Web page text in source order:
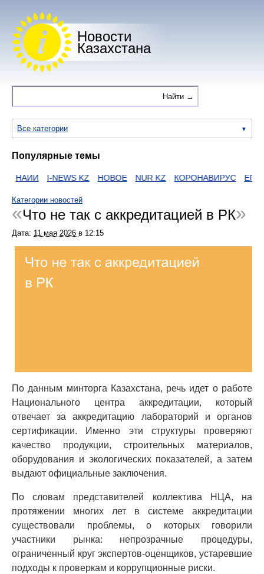
Новости
Казахстана
Все категории
Популярные темы
НАИИ I-NEWS KZ НОВОЕ NUR KZ КОРОНАВИРУС ЕГОВ
Категории новостей
Что не так с аккредитацией в РК
Дата: 11 мая 2026 в 12:15
По данным минторга Казахстана, речь идет о работе
Национального центра аккредитации, который
отвечает за аккредитацию лабораторий и органов
сертификации. Именно эти структуры проверяют
качество продукции, строительных материалов,
оборудования и экологических показателей, а затем
выдают официальные заключения.
По словам представителей коллектива НЦА, на
протяжении многих лет в системе аккредитации
существовали проблемы, о которых говорили
участники рынка: непрозрачные процедуры,
ограниченный круг экспертов-оценщиков, устаревшие
подходы к проверкам и коррупционные риски.